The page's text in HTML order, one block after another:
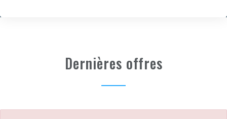
Dernières offres